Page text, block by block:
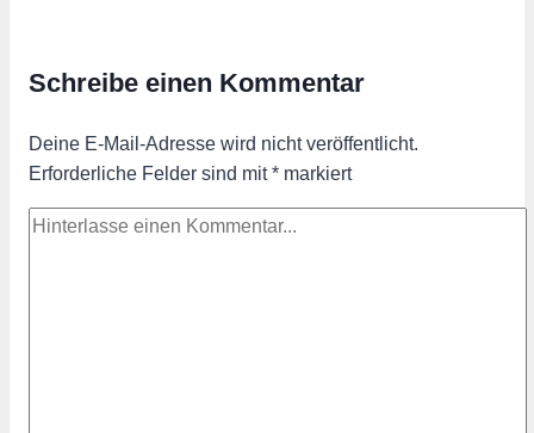
Schreibe einen Kommentar
Deine E-Mail-Adresse wird nicht veröffentlicht.
Erforderliche Felder sind mit* markiert